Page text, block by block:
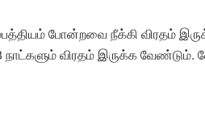
போன்றவை நீக்கி விரதம்
நாட்களும் விரதம் இருக்க வேண்டும்.